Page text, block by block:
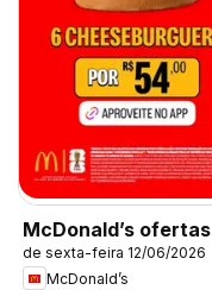
McDonald’s ofertas
de sexta-feira 12/06/2026
McDonald’s